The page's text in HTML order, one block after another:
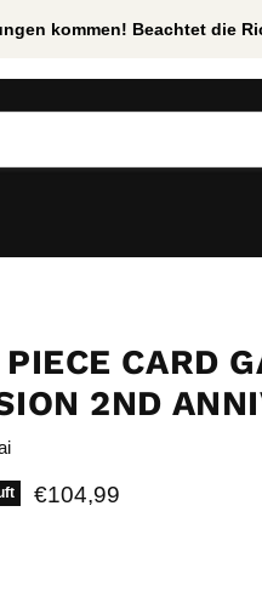
kommen! Beachtet die
CARD
2ND
Aktueller Preis
€104,99